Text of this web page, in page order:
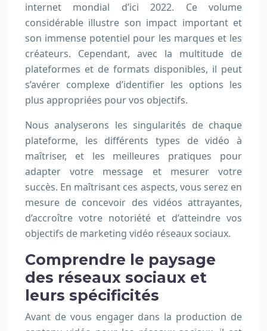
internet mondial d’ici 2022. Ce volume
considérable illustre son impact important et
son immense potentiel pour les marques et les
créateurs. Cependant, avec la multitude de
plateformes et de formats disponibles, il peut
s’avérer complexe d’identifier les options les
plus appropriées pour vos objectifs.
Nous analyserons les singularités de chaque
plateforme, les différents types de vidéo à
maîtriser, et les meilleures pratiques pour
adapter votre message et mesurer votre
succès. En maîtrisant ces aspects, vous serez en
mesure de concevoir des vidéos attrayantes,
d’accroître votre notoriété et d’atteindre vos
objectifs de marketing vidéo réseaux sociaux.
Comprendre le paysage
des réseaux sociaux et
leurs spécificités
Avant de vous engager dans la production de